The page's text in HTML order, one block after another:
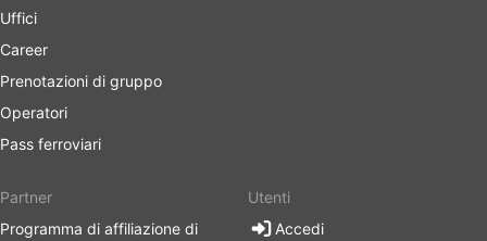
Uffici
Career
Prenotazioni di gruppo
Operatori
Pass ferroviari
Partner
Programma di affiliazione di
Utenti
Accedi